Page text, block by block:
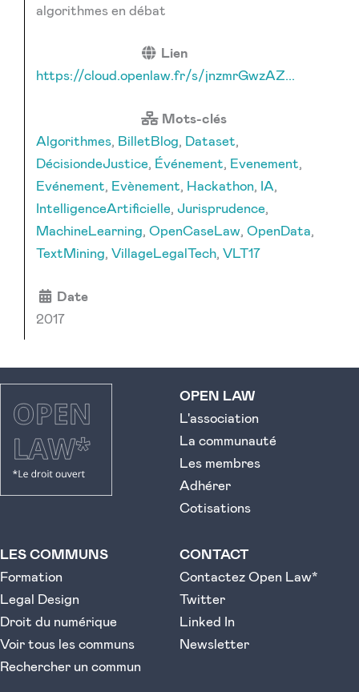
algorithmes en débat
Lien
https://cloud.openlaw.fr/s/jnzmrGwzAZ...
Mots-clés
Algorithmes, BilletBlog, Dataset,
DécisiondeJustice, Événement, Evenement,
Evénement, Evènement, Hackathon, IA,
IntelligenceArtificielle, Jurisprudence,
MachineLearning, OpenCaseLaw, OpenData,
TextMining, VillageLegalTech, VLT17
Date
2017
OPEN LAW
L'association
La communauté
Les membres
Adhérer
Cotisations
LES COMMUNS
Formation
Legal Design
Droit du numérique
Voir tous les communs
Rechercher un commun
CONTACT
Contactez Open Law*
Twitter
Linked In
Newsletter